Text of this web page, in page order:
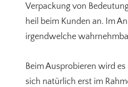
Verpackung von
heil beim Kunden an. Im
irgendwelche
Beim Ausprobieren wird
sich natürlich erst im